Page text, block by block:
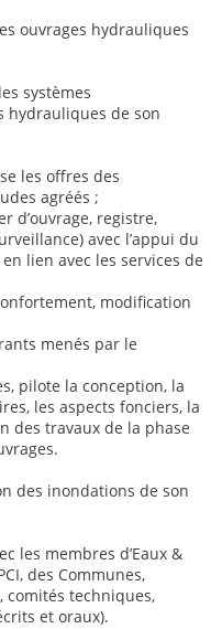
ouvrages hydrauliques
systèmes
hydrauliques de son
les offres des
agréés ;
d’ouvrage, registre,
avec l’appui du
lien avec les services de
modification
menés par le
pilote la conception, la
les aspects fonciers, la
des travaux de la phase
des inondations de son
les membres d’Eaux &
des Communes,
comités techniques,
et oraux).